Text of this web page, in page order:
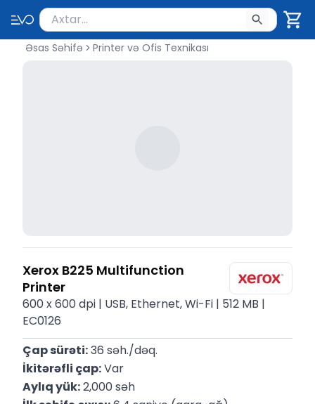
Məhsul axtar
Axtarış üçün ən azı 2 simvol yazın. Göndərmək
Əsas Səhifə Printer və Ofis Texnikası
Xerox B225 Multifunction
Printer
600 x 600 dpi | USB, Ethernet, Wi-Fi | 512 MB |
EC0126
Çap sürəti: 36 səh./dəq.
İkitərəfli çap: Var
Aylıq yük: 2,000 səh